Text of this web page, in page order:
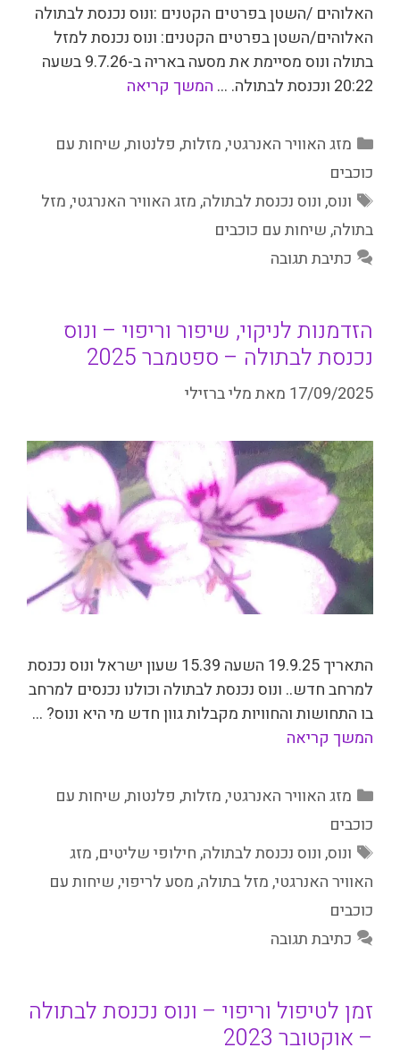
האלוהים /השטן בפרטים הקטנים :ונוס נכנסת לבתולה
האלוהים/השטן בפרטים הקטנים: ונוס נכנסת למזל
בתולה ונוס מסיימת את מסעה באריה ב-9.7.26 בשעה
20:22 ונכנסת לבתולה. …
המשך קריאה
קטגוריות
מזג האוויר האנרגטי,מזלות, פלנטות,שיחות עם
כוכבים
תגיות
ונוס,ונוס נכנסת לבתולה,מזג האוויר האנרגטי,מזל
בתולה,שיחות עם כוכבים
כתיבת תגובה
הזדמנות לניקוי, שיפור וריפוי – ונוס
נכנסת לבתולה – ספטמבר 2025
17/09/2025 מאתמלי ברזילי
התאריך 19.9.25 השעה 15.39 שעון ישראל ונוס נכנסת
למרחב חדש.. ונוס נכנסת לבתולה וכולנו נכנסים למרחב
בו התחושות והחוויות מקבלות גוון חדש מי היא ונוס? …
המשך קריאה
קטגוריות
מזג האוויר האנרגטי,מזלות, פלנטות,שיחות עם
כוכבים
תגיות
ונוס,ונוס נכנסת לבתולה,חילופי שליטים,מזג
האוויר האנרגטי,מזל בתולה,מסע לריפוי,שיחות עם
כוכבים
כתיבת תגובה
זמן לטיפול וריפוי – ונוס נכנסת לבתולה
– אוקטובר 2023